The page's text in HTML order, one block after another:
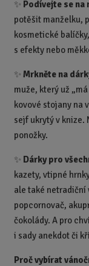
✨ Podívejte se na
potěšit manželku,
kosmetické
s efekty nebo
✨Mrkněte na
muže, který už
kovové stojany na
sejf ukrytý v knize.
ponožky.
✨ Dárky pro
kazety, vtipné
ale také netradiční
popcornovač,
čokolády. A pro
i sady anekdot či
Proč vybírat